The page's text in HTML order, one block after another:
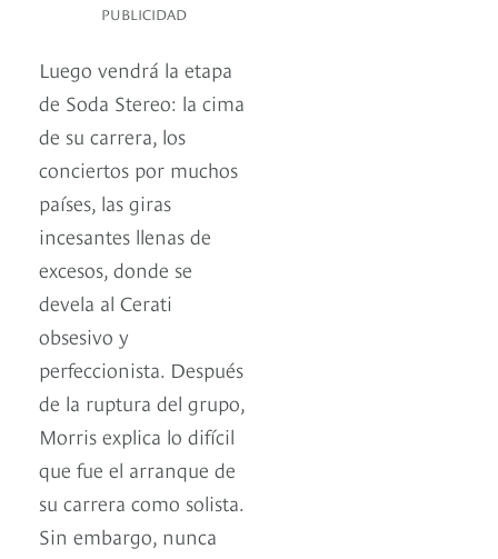
PUBLICIDAD
Luego vendrá la etapa
de Soda Stereo: la cima
de su carrera, los
conciertos por muchos
países, las giras
incesantes llenas de
excesos, donde se
devela al Cerati
obsesivo y
perfeccionista. Después
de la ruptura del grupo,
Morris explica lo difícil
que fue el arranque de
su carrera como solista.
Sin embargo, nunca